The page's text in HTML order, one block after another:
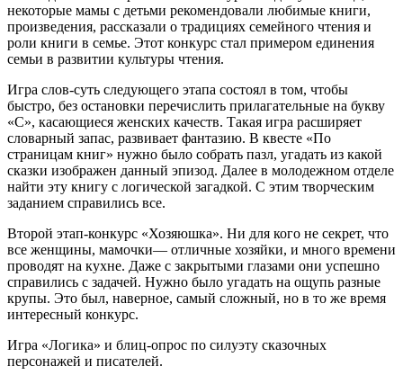
некоторые мамы с детьми рекомендовали любимые книги,
произведения, рассказали о традициях семейного чтения и
роли книги в семье. Этот конкурс стал примером единения
семьи в развитии культуры чтения.
Игра слов-суть следующего этапа состоял в том, чтобы
быстро, без остановки перечислить прилагательные на букву
«С», касающиеся женских качеств. Такая игра расширяет
словарный запас, развивает фантазию. В квесте «По
страницам книг» нужно было собрать пазл, угадать из какой
сказки изображен данный эпизод. Далее в молодежном отделе
найти эту книгу с логической загадкой. С этим творческим
заданием справились все.
Второй этап-конкурс «Хозяюшка». Ни для кого не секрет, что
все женщины, мамочки— отличные хозяйки, и много времени
проводят на кухне. Даже с закрытыми глазами они успешно
справились с задачей. Нужно было угадать на ощупь разные
крупы. Это был, наверное, самый сложный, но в то же время
интересный конкурс.
Игра «Логика» и блиц-опрос по силуэту сказочных
персонажей и писателей.